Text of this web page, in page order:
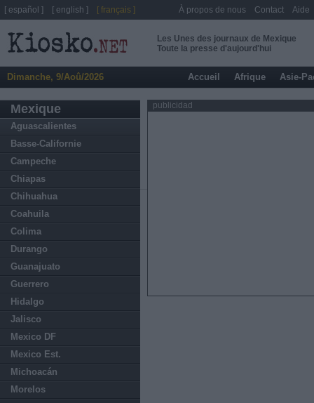
Les Unes des journaux de Mexique
Toute la presse d'aujourd'hui
Dimanche, 9/Aoû/2026 Accueil Afrique Asie-
Mexique
Aguascalientes
Basse-Californie
Campeche
Chiapas
Chihuahua
Coahuila
Colima
Durango
Guanajuato
Guerrero
Hidalgo
Jalisco
Mexico DF
Mexico Est.
Michoacán
Morelos
publicidad
[ español ] [ english ] [ français ] À propos de nous Contact Aide